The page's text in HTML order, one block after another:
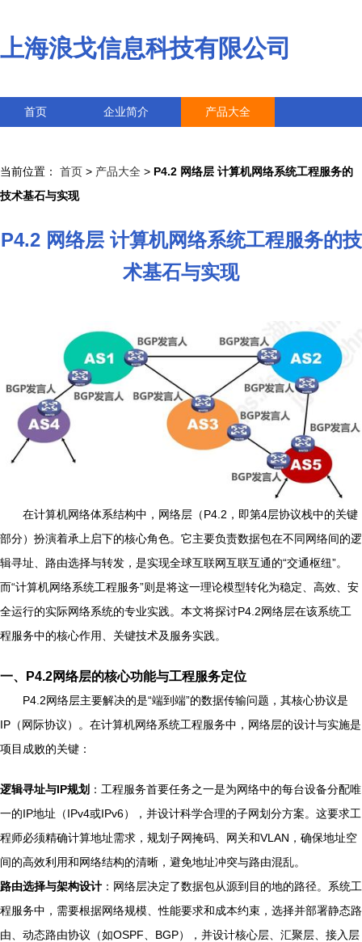
上海浪戈信息科技有限公司
首页 企业简介 产品大全
当前位置： 首页 > 产品大全 > P4.2 网络层 计算机网络系统工程服务的
技术基石与实现
P4.2 网络层 计算机网络系统工程服务的技
术基石与实现
在计算机网络体系结构中，网络层（P4.2，即第4层协议栈中的关键
部分）扮演着承上启下的核心角色。它主要负责数据包在不同网络间的逻
辑寻址、路由选择与转发，是实现全球互联网互联互通的“交通枢纽”。
而“计算机网络系统工程服务”则是将这一理论模型转化为稳定、高效、安
全运行的实际网络系统的专业实践。本文将探讨P4.2网络层在该系统工
程服务中的核心作用、关键技术及服务实践。
一、P4.2网络层的核心功能与工程服务定位
P4.2网络层主要解决的是“端到端”的数据传输问题，其核心协议是
IP（网际协议）。在计算机网络系统工程服务中，网络层的设计与实施是
项目成败的关键：
逻辑寻址与IP规划 ：工程服务首要任务之一是为网络中的每台设备分配唯
一的IP地址（IPv4或IPv6），并设计科学合理的子网划分方案。这要求工
程师必须精确计算地址需求，规划子网掩码、网关和VLAN，确保地址空
间的高效利用和网络结构的清晰，避免地址冲突与路由混乱。
路由选择与架构设计 ：网络层决定了数据包从源到目的地的路径。系统工
程服务中，需要根据网络规模、性能要求和成本约束，选择并部署静态路
由、动态路由协议（如OSPF、BGP），并设计核心层、汇聚层、接入层